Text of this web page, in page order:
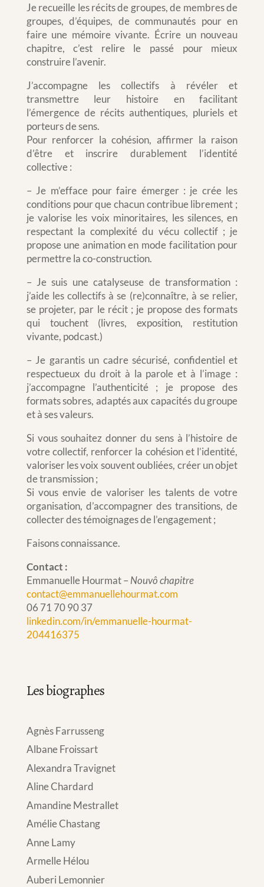
Je recueille les récits de groupes, de membres de
groupes, d’équipes, de communautés pour en
faire une mémoire vivante. Écrire un nouveau
chapitre, c’est relire le passé pour mieux
construire l’avenir.
J’accompagne les collectifs à révéler et
transmettre leur histoire en facilitant
l’émergence de récits authentiques, pluriels et
porteurs de sens.
Pour renforcer la cohésion, affirmer la raison
d’être et inscrire durablement l’identité
collective :
– Je m’efface pour faire émerger : je crée les
conditions pour que chacun contribue librement ;
je valorise les voix minoritaires, les silences, en
respectant la complexité du vécu collectif ; je
propose une animation en mode facilitation pour
permettre la co-construction.
– Je suis une catalyseuse de transformation :
j’aide les collectifs à se (re)connaître, à se relier,
se projeter, par le récit ; je propose des formats
qui touchent (livres, exposition, restitution
vivante, podcast.)
– Je garantis un cadre sécurisé, confidentiel et
respectueux du droit à la parole et à l’image :
j’accompagne l’authenticité ; je propose des
formats sobres, adaptés aux capacités du groupe
et à ses valeurs.
Si vous souhaitez donner du sens à l’histoire de
votre collectif, renforcer la cohésion et l’identité,
valoriser les voix souvent oubliées, créer un objet
de transmission ;
Si vous envie de valoriser les talents de votre
organisation, d’accompagner des transitions, de
collecter des témoignages de l’engagement ;
Faisons connaissance.
Contact :
Emmanuelle Hourmat – Nouvô chapitre
contact@emmanuellehourmat.com
06 71 70 90 37
linkedin.com/in/emmanuelle-hourmat-
204416375
Les biographes
Agnès Farrusseng
Albane Froissart
Alexandra Travignet
Aline Chardard
Amandine Mestrallet
Amélie Chastang
Anne Lamy
Armelle Hélou
Auberi Lemonnier